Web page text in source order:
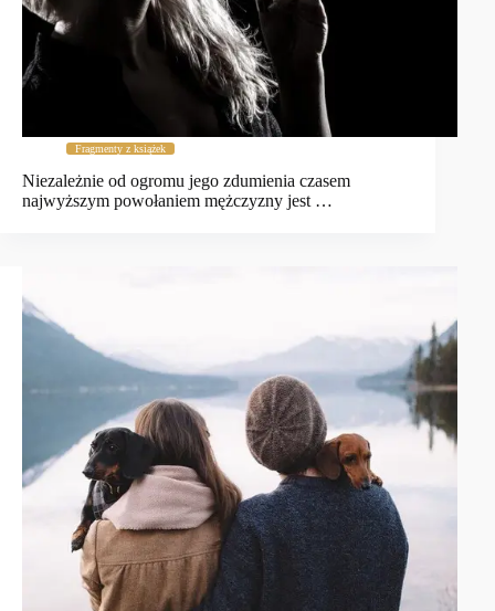
Fragmenty z książek
Niezależnie od ogromu jego zdumienia czasem
najwyższym powołaniem mężczyzny jest …